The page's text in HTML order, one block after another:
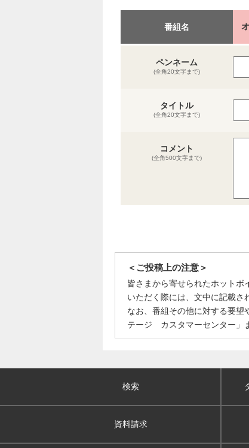
番組名
ペンネーム
(全角20文字まで)
タイトル
(全角20文字まで)
コメント
(全角500文字まで)
＜ご投稿上の注意＞
皆さまから寄せられたホットボ
いただく際には、文中に記載さ
なお、番組その他に対する要望
テージ カスタマーセンター」
検索
資料請求